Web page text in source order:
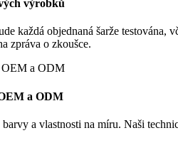
výrobků
každá objednaná šarže
zpráva o zkoušce.
a ODM
a vlastnosti na míru. Naši